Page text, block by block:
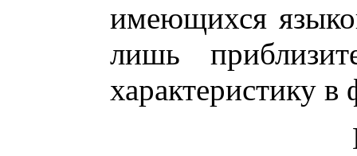
имеющихся
лишь
характеристику